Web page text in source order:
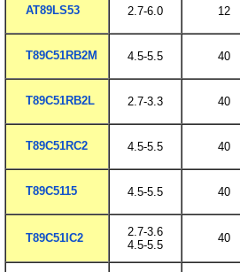
AT89LS53 2.7-6.0 12
T89C51RB2M 4.5-5.5 40
T89C51RB2L 2.7-3.3 40
T89C51RC2 4.5-5.5 40
T89C5115 4.5-5.5 40
T89C51IC2
2.7-3.6
4.5-5.5
40